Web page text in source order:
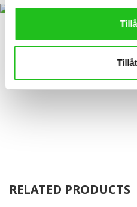
RELATED PRODUCTS